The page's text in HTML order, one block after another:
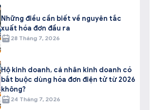
Những điều cần biết về nguyên tắc
xuất hóa đơn đầu ra
28 Tháng 7, 2026
Hộ kinh doanh, cá nhân kinh doanh có
bắt buộc dùng hóa đơn điện tử từ 2026
không?
24 Tháng 7, 2026